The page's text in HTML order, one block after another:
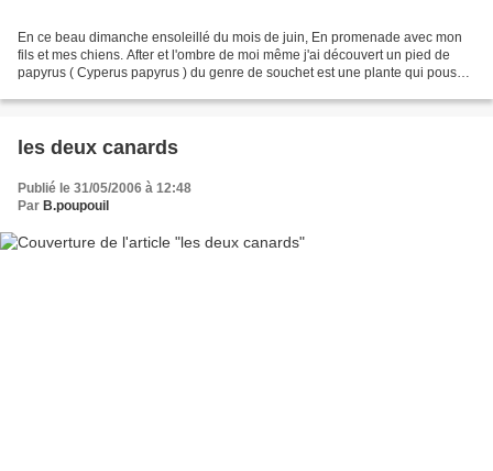
En ce beau dimanche ensoleillé du mois de juin, En promenade avec mon
fils et mes chiens. After et l'ombre de moi même j'ai découvert un pied de
papyrus ( Cyperus papyrus ) du genre de souchet est une plante qui pousse
les deux canards
Publié le 31/05/2006 à 12:48
Par B.poupouil